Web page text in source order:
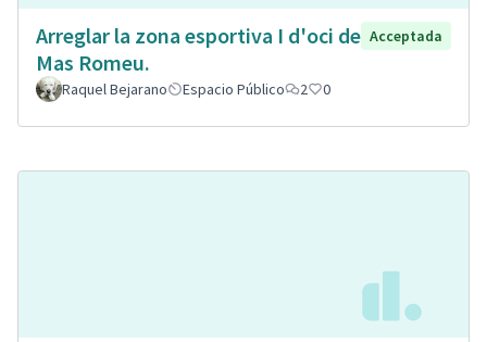
Arreglar la zona esportiva I d'oci de
Mas Romeu.
Acceptada
Raquel Bejarano Espacio Público 2 0